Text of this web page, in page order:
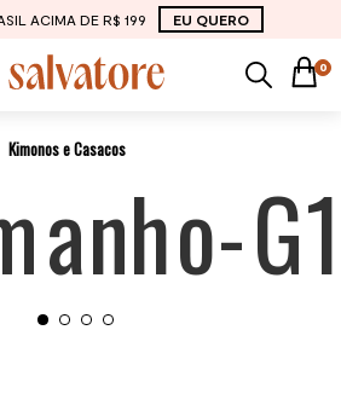
ACIMA DE R$ 199 EU QUERO
0
Kimonos e Casacos